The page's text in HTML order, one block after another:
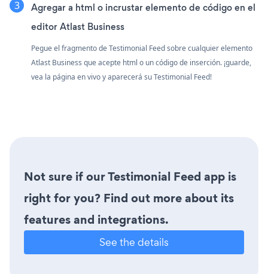
Agregar a html o incrustar elemento de código en el
editor Atlast Business
Pegue el fragmento de Testimonial Feed sobre cualquier elemento
Atlast Business que acepte html o un código de inserción. ¡guarde,
vea la página en vivo y aparecerá su Testimonial Feed!
Not sure if our Testimonial Feed app is
right for you? Find out more about its
features and integrations.
See the details